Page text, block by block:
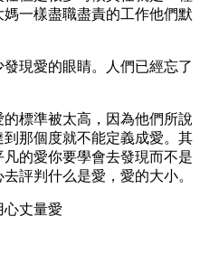
一樣盡職盡責的工作他們默
現愛的眼睛。人們已經忘了
標準被太高，因為他們所說
那個度就不能定義成愛。其
的愛你要學會去發現而不是
評判什么是愛，愛的大小。
心丈量愛